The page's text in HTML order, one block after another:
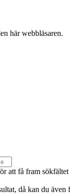
här webbläsaren.
att få fram sökfältet
då kan du även